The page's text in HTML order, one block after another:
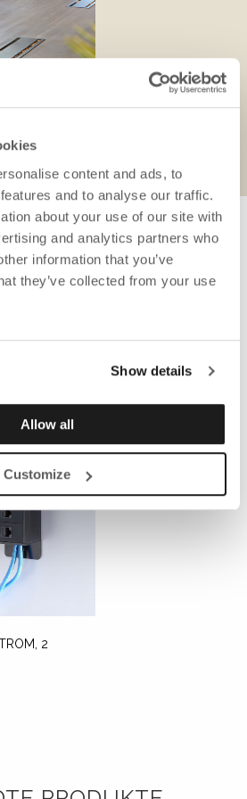
content and ads, to
and to analyse our traffic.
about your use of our site with
and analytics partners who
information that you’ve
they’ve collected from your use
Show details
Allow all
Customize
2